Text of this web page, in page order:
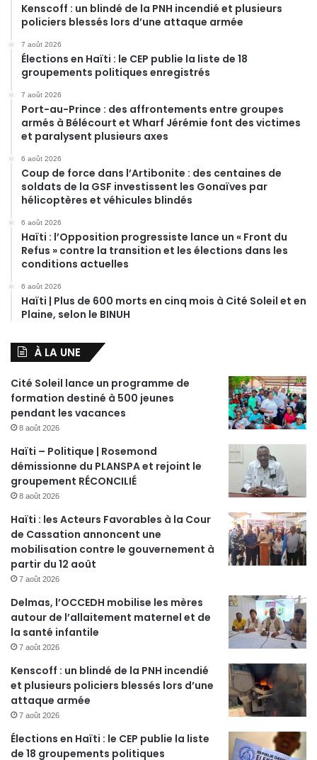
Kenscoff : un blindé de la PNH incendié et plusieurs
policiers blessés lors d’une attaque armée
7 août 2026
Élections en Haïti : le CEP publie la liste de 18
groupements politiques enregistrés
7 août 2026
Port-au-Prince : des affrontements entre groupes
armés à Bélécourt et Wharf Jérémie font des victimes
et paralysent plusieurs axes
6 août 2026
Coup de force dans l’Artibonite : des centaines de
soldats de la GSF investissent les Gonaïves par
hélicoptères et véhicules blindés
6 août 2026
Haïti : l’Opposition progressiste lance un « Front du
Refus » contre la transition et les élections dans les
conditions actuelles
6 août 2026
Haïti | Plus de 600 morts en cinq mois à Cité Soleil et en
Plaine, selon le BINUH
À LA UNE
Cité Soleil lance un programme de
formation destiné à 500 jeunes
pendant les vacances
8 août 2026
Haïti – Politique | Rosemond
démissionne du PLANSPA et rejoint le
groupement RÉCONCILIÉ
8 août 2026
Haïti : les Acteurs Favorables à la Cour
de Cassation annoncent une
mobilisation contre le gouvernement à
partir du 12 août
7 août 2026
Delmas, l’OCCEDH mobilise les mères
autour de l’allaitement maternel et de
la santé infantile
7 août 2026
Kenscoff : un blindé de la PNH incendié
et plusieurs policiers blessés lors d’une
attaque armée
7 août 2026
Élections en Haïti : le CEP publie la liste
de 18 groupements politiques